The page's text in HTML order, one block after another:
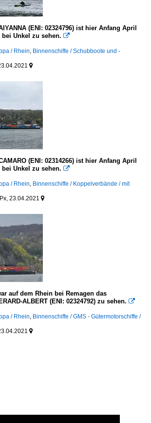
(ENI: 02324796) ist hier Anfang April
Unkel zu sehen. 
/ Rhein, Binnenschiffe / Schubboote und -

(ENI: 02314266) ist hier Anfang April
Unkel zu sehen. 
/ Rhein, Binnenschiffe / Koppelverbände / mit
23.04.2021 
auf dem Rhein bei Remagen das
ALBERT (ENI: 02324792) zu sehen. 
/ Rhein, Binnenschiffe / GMS - Gütermotorschiffe /
